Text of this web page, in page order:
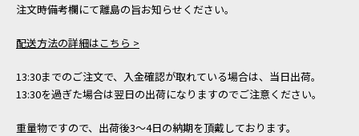
注文時備考欄にて離島の旨お知らせください。
配送方法の詳細はこちら >
13:30までのご注文で、入金確認が取れている場合は、当日出荷。
13:30を過ぎた場合は翌日の出荷になりますのでご注意ください。
重量物ですので、出荷後3～4日の納期を頂戴しております。